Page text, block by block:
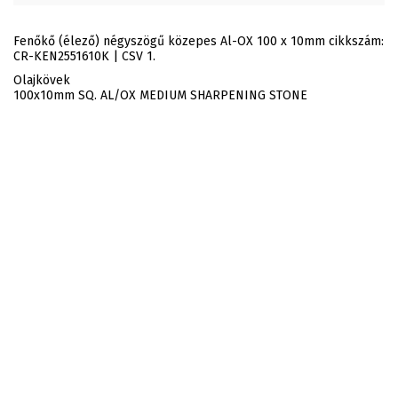
Fenőkő (élező) négyszögű közepes Al-OX 100 x 10mm cikkszám:
CR-KEN2551610K | CSV 1.
Olajkövek
100x10mm SQ. AL/OX MEDIUM SHARPENING STONE